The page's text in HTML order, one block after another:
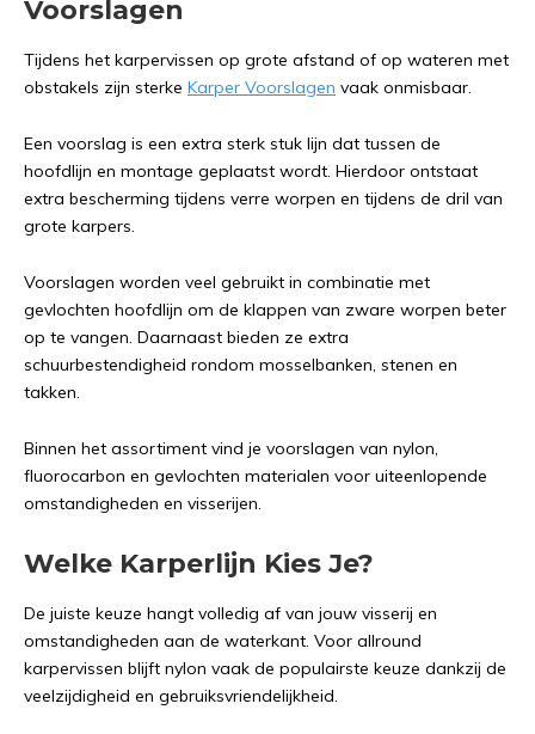
Voorslagen
Tijdens het karpervissen op grote afstand of op wateren met
obstakels zijn sterke Karper Voorslagen vaak onmisbaar.
Een voorslag is een extra sterk stuk lijn dat tussen de
hoofdlijn en montage geplaatst wordt. Hierdoor ontstaat
extra bescherming tijdens verre worpen en tijdens de dril van
grote karpers.
Voorslagen worden veel gebruikt in combinatie met
gevlochten hoofdlijn om de klappen van zware worpen beter
op te vangen. Daarnaast bieden ze extra
schuurbestendigheid rondom mosselbanken, stenen en
takken.
Binnen het assortiment vind je voorslagen van nylon,
fluorocarbon en gevlochten materialen voor uiteenlopende
omstandigheden en visserijen.
Welke Karperlijn Kies Je?
De juiste keuze hangt volledig af van jouw visserij en
omstandigheden aan de waterkant. Voor allround
karpervissen blijft nylon vaak de populairste keuze dankzij de
veelzijdigheid en gebruiksvriendelijkheid.